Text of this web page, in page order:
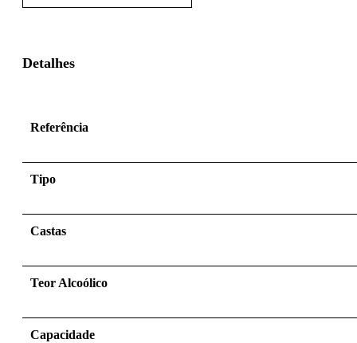
Detalhes
Referência
Tipo
Castas
Teor Alcoólico
Capacidade